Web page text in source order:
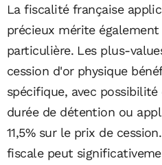
La fiscalité française
précieux mérite
particulière. Les plus-
cession d'or physique
spécifique, avec
durée de détention ou
11,5% sur le prix de
fiscale peut